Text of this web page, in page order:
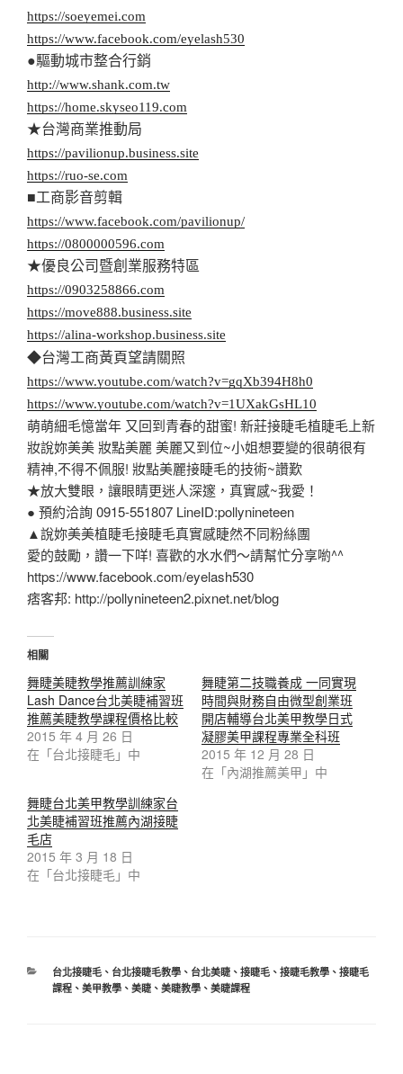
https://soeyemei.com
https://www.facebook.com/eyelash530
●驅動城市整合行銷
http://www.shank.com.tw
https://home.skyseo119.com
★台灣商業推動局
https://pavilionup.business.site
https://ruo-se.com
■工商影音剪輯
https://www.facebook.com/pavilionup/
https://0800000596.com
★優良公司暨創業服務特區
https://0903258866.com
https://move888.business.site
https://alina-workshop.business.site
◆台灣工商黃頁望請關照
https://www.youtube.com/watch?v=gqXb394H8h0
https://www.youtube.com/watch?v=1UXakGsHL10
萌萌細毛憶當年 又回到青春的甜蜜! 新莊接睫毛植睫毛上新
妝說妳美美 妝點美麗 美麗又到位~小姐想要變的很萌很有
精神,不得不佩服! 妝點美麗接睫毛的技術~讚歎
★放大雙眼，讓眼睛更迷人深邃，真實感~我愛！
● 預約洽詢 0915-551807 LineID:pollynineteen
▲說妳美美植睫毛接睫毛真實感睫然不同粉絲團
愛的鼓勵，讚一下咩! 喜歡的水水們～請幫忙分享喲^^
https://www.facebook.com/eyelash530
痞客邦: http://pollynineteen2.pixnet.net/blog
相關
舞睫美睫教學推薦訓練家
Lash Dance台北美睫補習班
推薦美睫教學課程價格比較
2015 年 4 月 26 日
在「台北接睫毛」中
舞睫第二技職養成 一同實現
時間與財務自由微型創業班
開店輔導台北美甲教學日式
凝膠美甲課程專業全科班
2015 年 12 月 28 日
在「內湖推薦美甲」中
舞睫台北美甲教學訓練家台
北美睫補習班推薦內湖接睫
毛店
2015 年 3 月 18 日
在「台北接睫毛」中
分
類
台北接睫毛、 台北接睫毛教學、 台北美睫、 接睫毛、 接睫毛教學、 接睫毛
課程、 美甲教學、 美睫、 美睫教學、 美睫課程